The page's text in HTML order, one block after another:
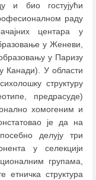
и био гостујући
раду
центара у
у Женеви,
у Паризу
Канади). У области
структуру
предрасуде)
хомогеним и
је да на
делују три
у селекцији
групама,
етничка структура